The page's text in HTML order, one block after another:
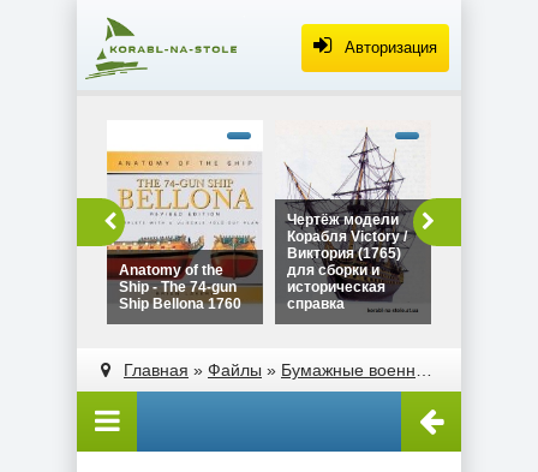
Авторизация
Ship - The 74-gun
Ship Bellona 1760"
height="180">
Anatomy of the
Ship - The 74-gun
Ship Bellona 1760
Виктория (1765)
для сборки и
width="320"
Чертёж модели
Корабля Victory /
Виктория (1765)
для сборки и
историческая
справка
width="320"
Главная » Файлы » Бумажные военные корабли